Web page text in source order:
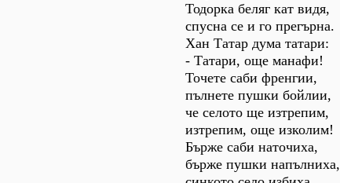
Тодорка беляг кат видя,
спусна се и го прегърна.
Хан Татар дума татари:
- Татари, още манафи!
Точете саби френгии,
пълнете пушки бойлии,
че селото ще изтрепим,
изтрепим, още изколим!
Бърже саби наточиха,
бърже пушки напълниха,